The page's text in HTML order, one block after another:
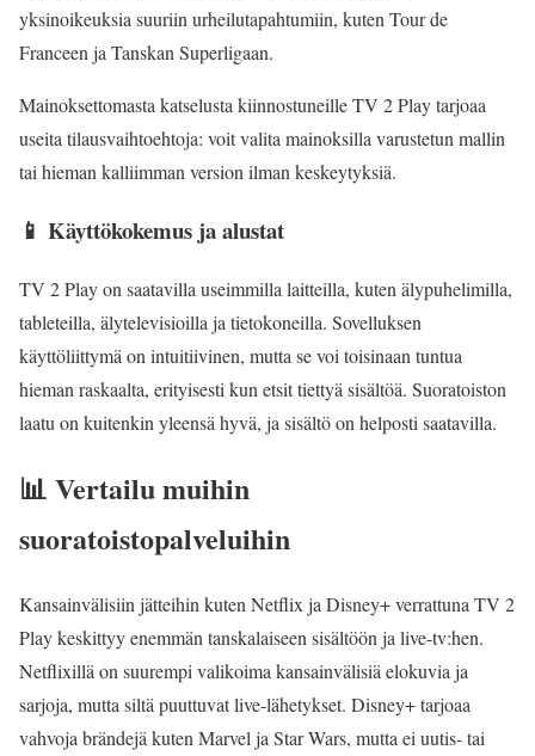
yksinoikeuksia suuriin urheilutapahtumiin, kuten Tour de
Franceen ja Tanskan Superligaan.
Mainoksettomasta katselusta kiinnostuneille TV 2 Play tarjoaa
useita tilausvaihtoehtoja: voit valita mainoksilla varustetun mallin
tai hieman kalliimman version ilman keskeytyksiä.
📱 Käyttökokemus ja alustat
TV 2 Play on saatavilla useimmilla laitteilla, kuten älypuhelimilla,
tableteilla, älytelevisioilla ja tietokoneilla. Sovelluksen
käyttöliittymä on intuitiivinen, mutta se voi toisinaan tuntua
hieman raskaalta, erityisesti kun etsit tiettyä sisältöä. Suoratoiston
laatu on kuitenkin yleensä hyvä, ja sisältö on helposti saatavilla.
📊 Vertailu muihin
suoratoistopalveluihin
Kansainvälisiin jätteihin kuten Netflix ja Disney+ verrattuna TV 2
Play keskittyy enemmän tanskalaiseen sisältöön ja live-tv:hen.
Netflixillä on suurempi valikoima kansainvälisiä elokuvia ja
sarjoja, mutta siltä puuttuvat live-lähetykset. Disney+ tarjoaa
vahvoja brändejä kuten Marvel ja Star Wars, mutta ei uutis- tai